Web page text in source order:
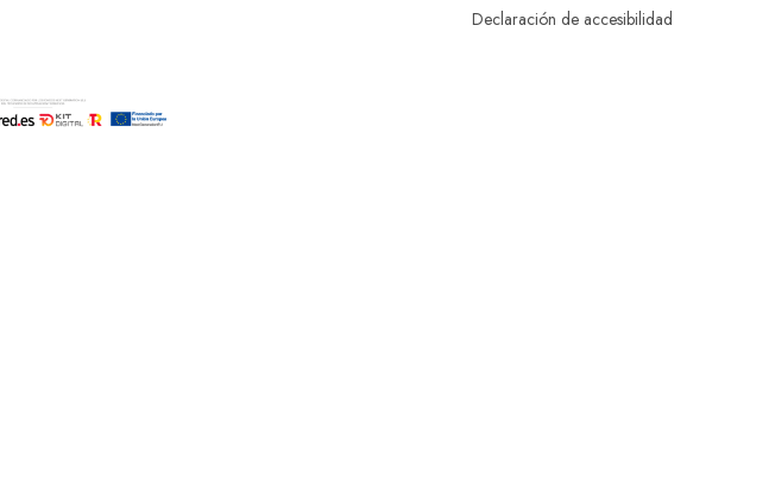
Declaración de accesibilidad